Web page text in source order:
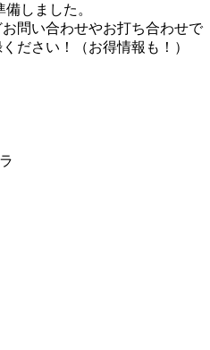
しました。
問い合わせやお打ち合わせで
ださい！（お得情報も！）